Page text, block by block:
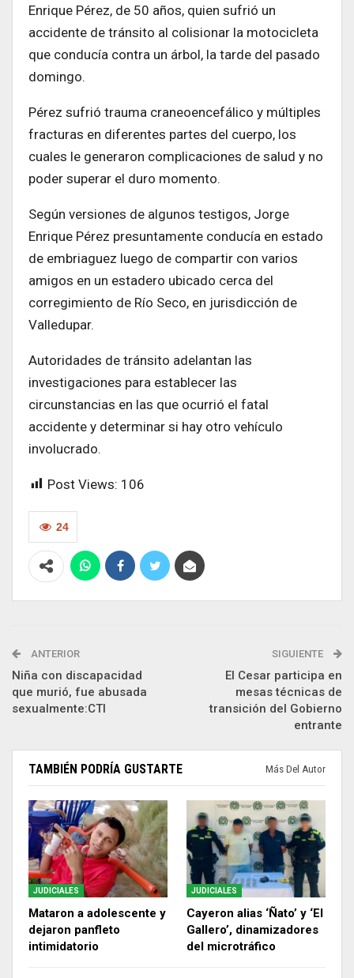
Enrique Pérez, de 50 años, quien sufrió un
accidente de tránsito al colisionar la motocicleta
que conducía contra un árbol, la tarde del pasado
domingo.
Pérez sufrió trauma craneoencefálico y múltiples
fracturas en diferentes partes del cuerpo, los
cuales le generaron complicaciones de salud y no
poder superar el duro momento.
Según versiones de algunos testigos, Jorge
Enrique Pérez presuntamente conducía en estado
de embriaguez luego de compartir con varios
amigos en un estadero ubicado cerca del
corregimiento de Río Seco, en jurisdicción de
Valledupar.
Autoridades de tránsito adelantan las
investigaciones para establecer las
circunstancias en las que ocurrió el fatal
accidente y determinar si hay otro vehículo
involucrado.
Post Views: 106
24
ANTERIOR
Niña con discapacidad
que murió, fue abusada
sexualmente:CTI
SIGUIENTE
El Cesar participa en
mesas técnicas de
transición del Gobierno
entrante
TAMBIÉN PODRÍA GUSTARTE Más Del Autor
JUDICIALES
Mataron a adolescente y
dejaron panfleto
intimidatorio
JUDICIALES
Cayeron alias ‘Ñato’ y ‘El
Gallero’, dinamizadores
del microtráfico